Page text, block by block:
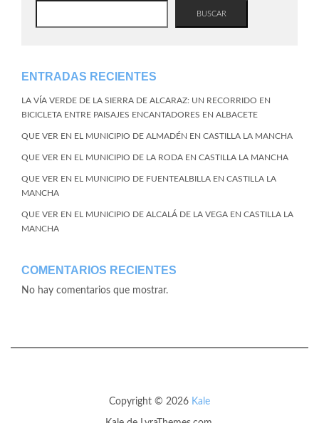
BUSCAR
ENTRADAS RECIENTES
LA VÍA VERDE DE LA SIERRA DE ALCARAZ: UN RECORRIDO EN
BICICLETA ENTRE PAISAJES ENCANTADORES EN ALBACETE
QUE VER EN EL MUNICIPIO DE ALMADÉN EN CASTILLA LA MANCHA
QUE VER EN EL MUNICIPIO DE LA RODA EN CASTILLA LA MANCHA
QUE VER EN EL MUNICIPIO DE FUENTEALBILLA EN CASTILLA LA
MANCHA
QUE VER EN EL MUNICIPIO DE ALCALÁ DE LA VEGA EN CASTILLA LA
MANCHA
COMENTARIOS RECIENTES
No hay comentarios que mostrar.
Copyright © 2026 Kale